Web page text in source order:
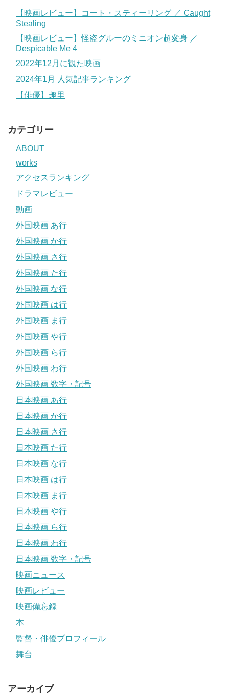
【映画レビュー】コート・スティーリング ／ Caught
Stealing
【映画レビュー】怪盗グルーのミニオン超変身 ／
Despicable Me 4
2022年12月に観た映画
2024年1月 人気記事ランキング
【俳優】趣里
カテゴリー
ABOUT
works
アクセスランキング
ドラマレビュー
動画
外国映画 あ行
外国映画 か行
外国映画 さ行
外国映画 た行
外国映画 な行
外国映画 は行
外国映画 ま行
外国映画 や行
外国映画 ら行
外国映画 わ行
外国映画 数字・記号
日本映画 あ行
日本映画 か行
日本映画 さ行
日本映画 た行
日本映画 な行
日本映画 は行
日本映画 ま行
日本映画 や行
日本映画 ら行
日本映画 わ行
日本映画 数字・記号
映画ニュース
映画レビュー
映画備忘録
本
監督・俳優プロフィール
舞台
アーカイブ